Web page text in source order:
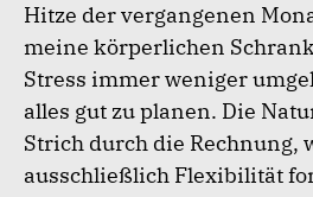
Hitze der vergangenen
meine körperlichen
Stress immer weniger
alles gut zu planen. Die
Strich durch die Rechnung,
ausschließlich Flexibilität